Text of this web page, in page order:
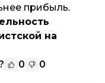
прибыль.
на
0
0